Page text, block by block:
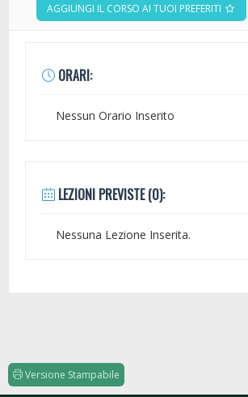
AGGIUNGI IL CORSO AI TUOI PREFERITI
ORARI:
Nessun Orario Inserito
LEZIONI PREVISTE (0):
Nessuna Lezione Inserita.
Versione Stampabile